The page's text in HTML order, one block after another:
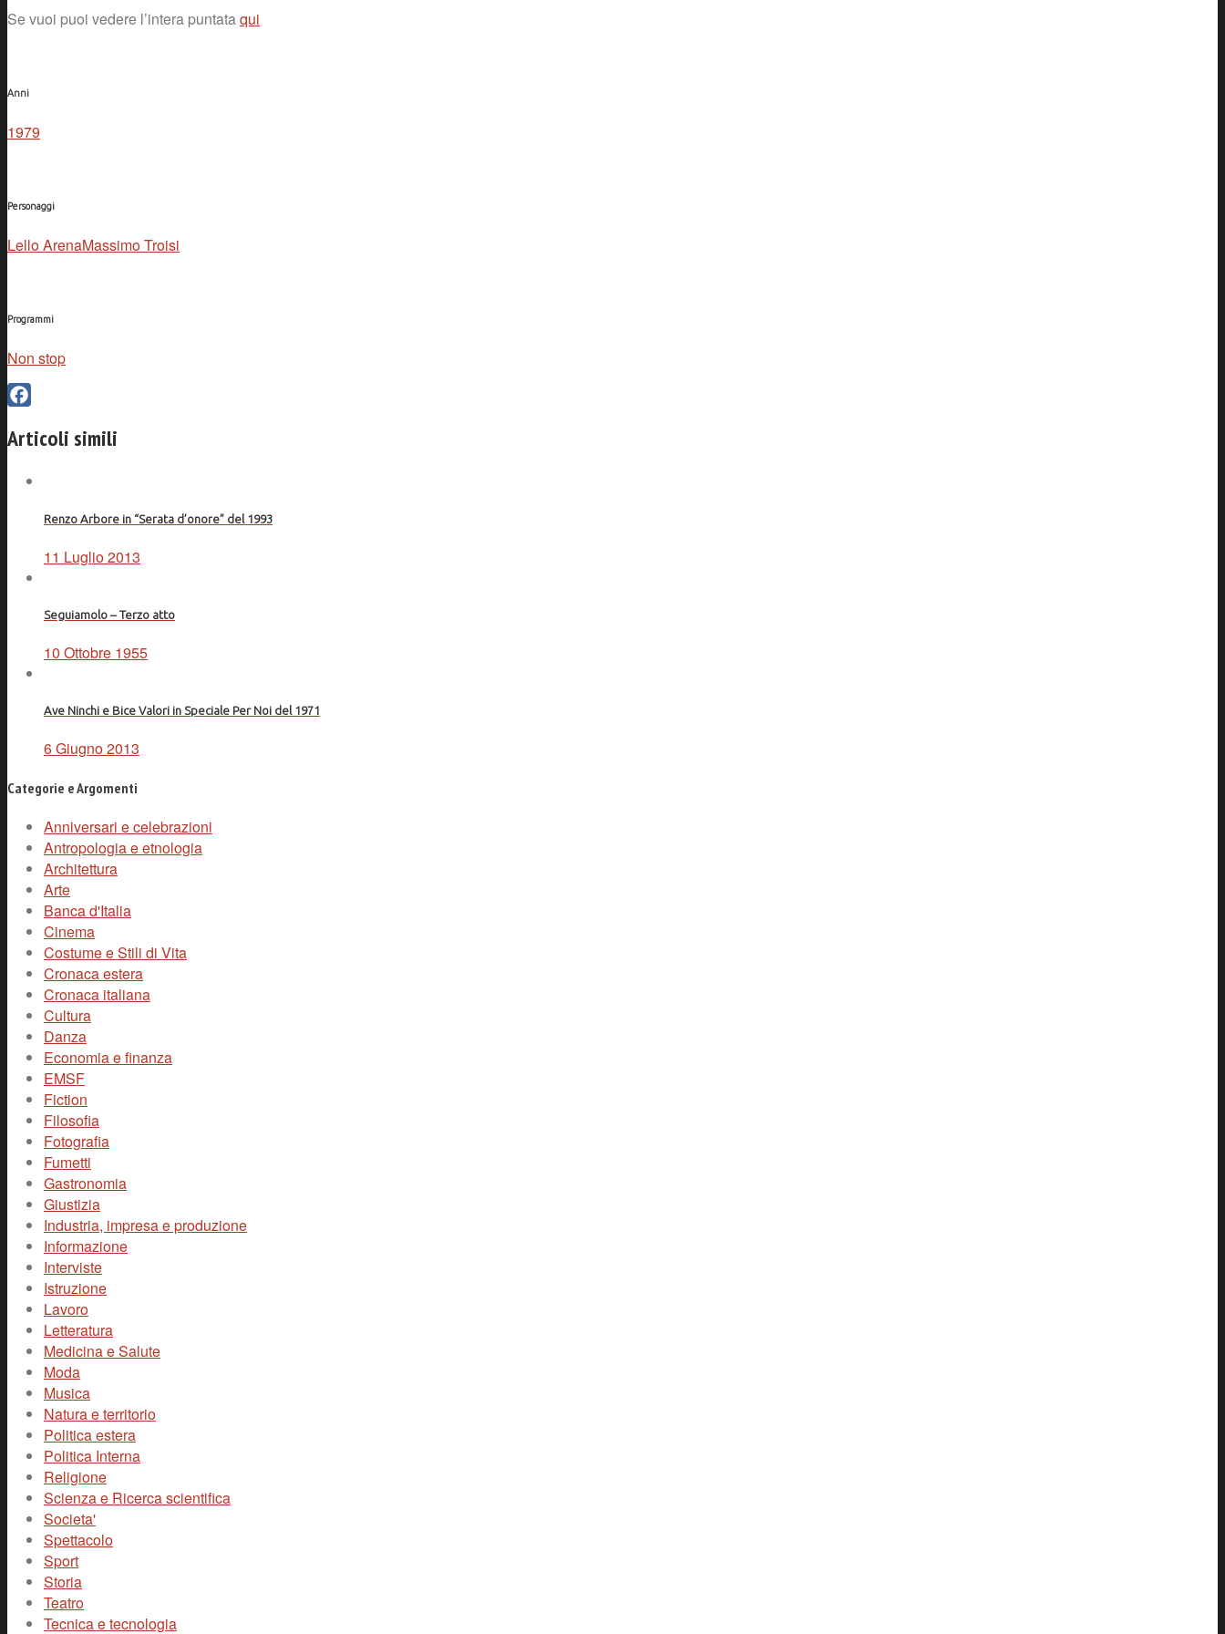
Se vuoi puoi vedere l’intera puntataqui
Anni
1979
Personaggi
Lello ArenaMassimo Troisi
Programmi
Non stop
Articoli simili
Renzo Arbore in “Serata d’onore” del 1993
11 Luglio 2013
Seguiamolo – Terzo atto
10 Ottobre 1955
Ave Ninchi e Bice Valori in Speciale Per Noi del 1971
6 Giugno 2013
Categorie e Argomenti
Anniversari e celebrazioni
Antropologia e etnologia
Architettura
Arte
Banca d'Italia
Cinema
Costume e Stili di Vita
Cronaca estera
Cronaca italiana
Cultura
Danza
Economia e finanza
EMSF
Fiction
Filosofia
Fotografia
Fumetti
Gastronomia
Giustizia
Industria, impresa e produzione
Informazione
Interviste
Istruzione
Lavoro
Letteratura
Medicina e Salute
Moda
Musica
Natura e territorio
Politica estera
Politica Interna
Religione
Scienza e Ricerca scientifica
Societa'
Spettacolo
Sport
Storia
Teatro
Tecnica e tecnologia